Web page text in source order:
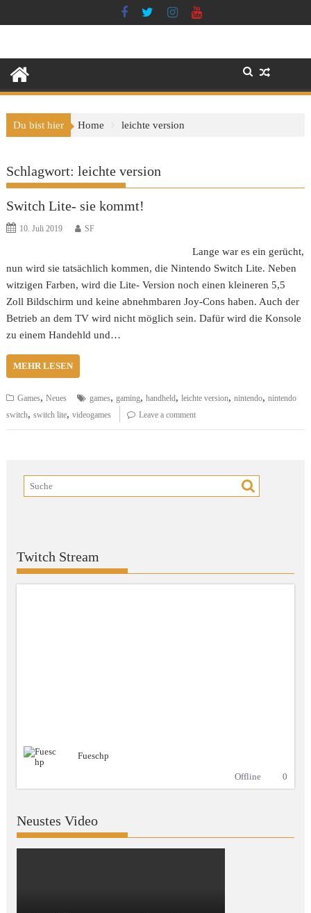
to
Du bist hier Home leichte version
Schlagwort:leichte version
Switch Lite- sie kommt!
10. Juli 2019 SF
Lange war es ein gerücht,
nun wird sie tatsächlich kommen, die Nintendo Switch Lite. Neben
witzigen Farben, wird die Lite- Version noch einen kleineren 5,5
Zoll Bildschirm und keine abnehmbaren Joy-Cons haben. Auch der
Betrieb an dem TV wird nicht möglich sein. Dafür wird die Konsole
zu einem Handehld und…
MEHR LESEN
Games,Neues games,gaming,handheld,leichte version,nintendo,nintendo
switch,switch lite,videogames Leave a comment
Twitch Stream
Fueschp
Offline
0
Neustes Video